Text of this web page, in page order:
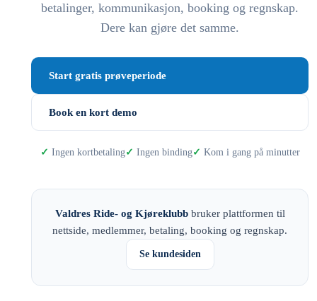
betalinger, kommunikasjon, booking og regnskap.
Dere kan gjøre det samme.
Start gratis prøveperiode
Book en kort demo
Ingen kortbetaling Ingen binding Kom i gang på minutter
Valdres Ride- og Kjøreklubbbruker plattformen til
nettside, medlemmer, betaling, booking og regnskap.
Se kundesiden